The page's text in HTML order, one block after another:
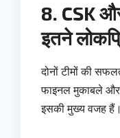
8. CSK
इतने
दोनों टीमों की
फाइनल मुकाबले और
इसकी मुख्य वजह हैं।